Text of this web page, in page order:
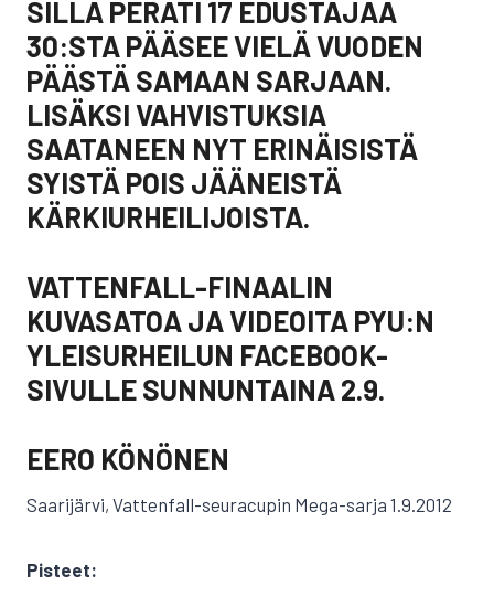
SILLÄ PERÄTI 17 EDUSTAJAA
30:STA PÄÄSEE VIELÄ VUODEN
PÄÄSTÄ SAMAAN SARJAAN.
LISÄKSI VAHVISTUKSIA
SAATANEEN NYT ERINÄISISTÄ
SYISTÄ POIS JÄÄNEISTÄ
KÄRKIURHEILIJOISTA.
VATTENFALL-FINAALIN
KUVASATOA JA VIDEOITA PYU:N
YLEISURHEILUN FACEBOOK-
SIVULLE SUNNUNTAINA 2.9.
EERO KÖNÖNEN
Saarijärvi, Vattenfall-seuracupin Mega-sarja 1.9.2012
Pisteet: